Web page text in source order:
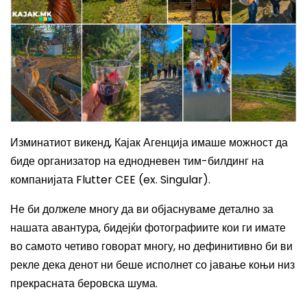
Изминатиот викенд, Кајак Агенција имаше можност да
биде организатор на еднодневен тим-билдинг на
компанијата Flutter CEE (ex. Singular).
Не би должеле многу да ви објаснуваме детално за
нашата авантура, бидејќи фотографиите кои ги имате
во самото четиво говорат многу, но дефинитивно би ви
рекле дека денот ни беше исполнет со јавање коњи низ
прекрасната беровска шума.